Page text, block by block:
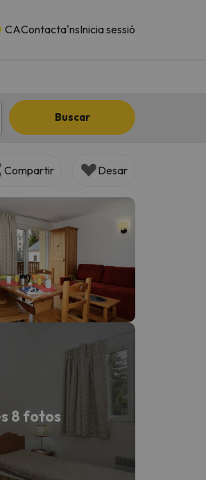
CAContacta'nsInicia sessió
Buscar
Compartir Desar
8 fotos